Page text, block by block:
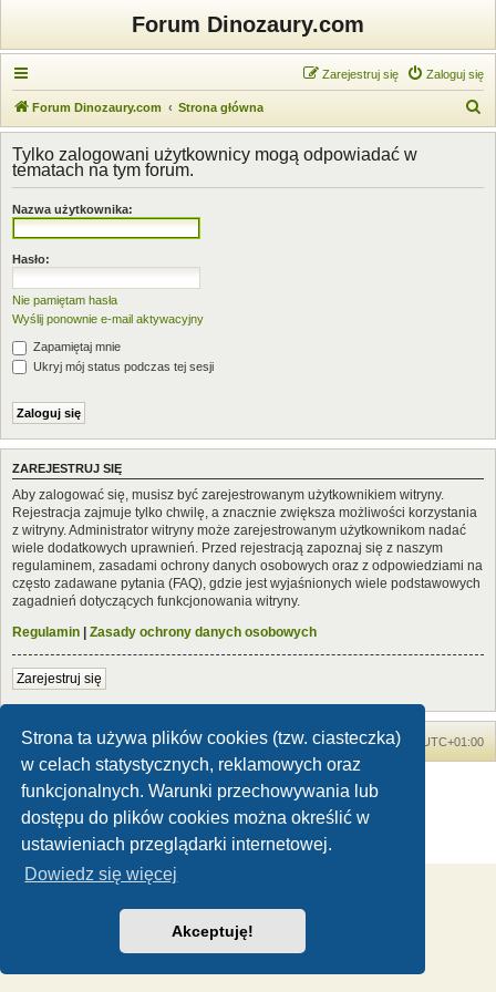
Strona ta używa plików cookies (tzw. ciasteczka)
w celach statystycznych, reklamowych oraz
funkcjonalnych. Warunki przechowywania lub
dostępu do plików cookies można określić w
ustawieniach przeglądarki internetowej.
Dowiedz się więcej
Akceptuję!
Forum Dinozaury.com
Zaloguj się
Zarejestruj się
Forum Dinozaury.com Strona główna
z
k
Tylko zalogowani użytkownicy mogą odpowiadać w
tematach na tym forum.
Nazwa użytkownika:
Hasło:
Nie pamiętam hasła
Wyślij ponownie e-mail aktywacyjny
Zapamiętaj mnie
Ukryj mój status podczas tej sesji
ZAREJESTRUJ SIĘ
Aby zalogować się, musisz być zarejestrowanym użytkownikiem witryny.
Rejestracja zajmuje tylko chwilę, a znacznie zwiększa możliwości korzystania
z witryny. Administrator witryny może zarejestrowanym użytkownikom nadać
wiele dodatkowych uprawnień. Przed rejestracją zapoznaj się z naszym
regulaminem, zasadami ochrony danych osobowych oraz z odpowiedziami na
często zadawane pytania (FAQ), gdzie jest wyjaśnionych wiele podstawowych
zagadnień dotyczących funkcjonowania witryny.
Regulamin | Zasady ochrony danych osobowych
Zarejestruj się
Forum Dinozaury.com Strona główna Strefa czasowa UTC+01:00
Dinozaury.com
© 2006-2020
Technologię dostarcza
phpBB
® Forum Software © phpBB Limited
Polski pakiet językowy dostarczaphpBB.pl
Zasady ochrony danych osobowych|Regulamin